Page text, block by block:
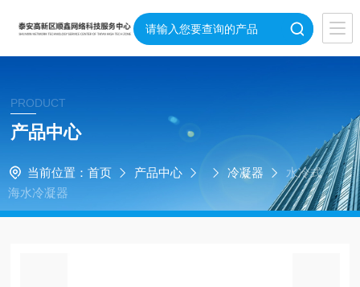
PRODUCT
产品中心
当前位置： 首页 产品中心 冷凝器
水冷式
海水冷凝器